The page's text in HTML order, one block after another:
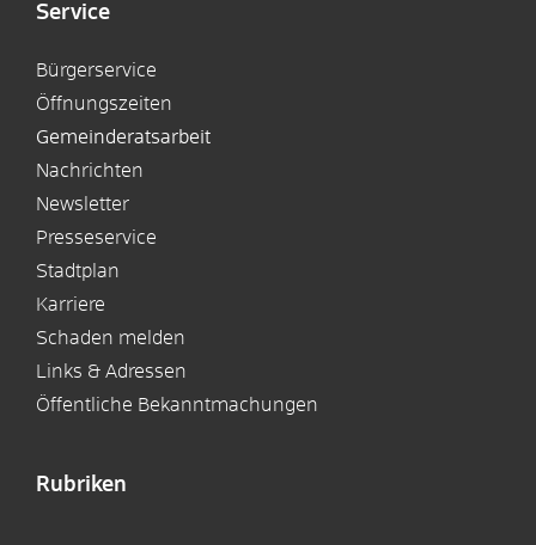
Service
Bürgerservice
Öffnungszeiten
Gemeinderatsarbeit
Nachrichten
Newsletter
Presseservice
Stadtplan
Karriere
Schaden melden
Links & Adressen
Öffentliche Bekanntmachungen
Rubriken